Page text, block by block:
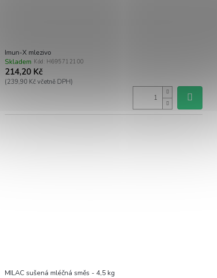
Imun-X mlezivo
Skladem Kód: H695712100
214,20 Kč
(239,90 Kč včetně DPH)
MILAC sušená mléčná směs - 4,5 kg